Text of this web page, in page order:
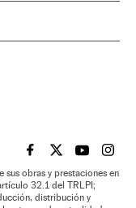
EL PAÍS BRASIL EN
EL PAÍSEL PAÍS
EL
sus obras y prestaciones en
32.1 del TRLPI;
distribución y